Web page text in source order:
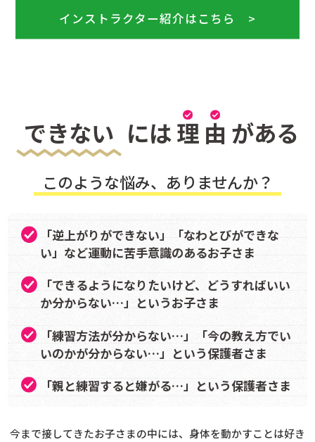
インストラクター紹介はこちら >
できない には理 由 がある
このような悩み、ありませんか？
「逆上がりができない」「なわとびができな
い」など運動に苦手意識のあるお子さま
「できるようになりたいけど、どうすればいい
か分からない…」というお子さま
「練習方法が分からない…」「今の教え方でい
いのかが分からない…」という保護者さま
「親と練習すると嫌がる…」という保護者さま
今まで接してきたお子さまの中には、身体を動かすことは好き